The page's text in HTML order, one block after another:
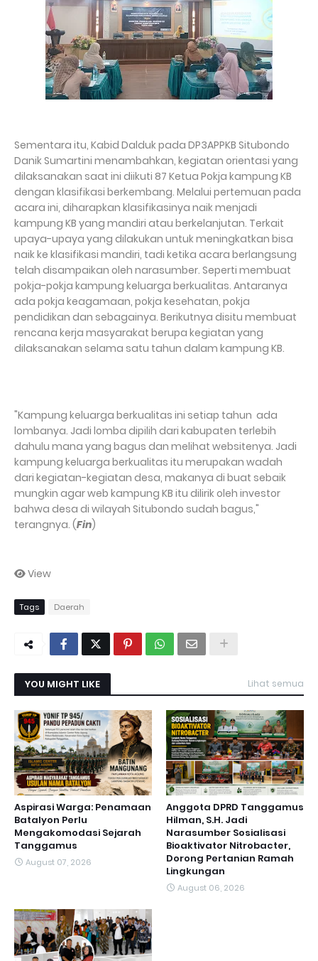
Sementara itu, Kabid Dalduk pada DP3APPKB Situbondo
Danik Sumartini menambahkan, kegiatan orientasi yang
dilaksanakan saat ini diikuti 87 Ketua Pokja kampung KB
dengan klasifikasi berkembang. Melalui pertemuan pada
acara ini, diharapkan klasifikasinya naik menjadi
kampung KB yang mandiri atau berkelanjutan. Terkait
upaya-upaya yang dilakukan untuk meningkatkan bisa
naik ke klasifikasi mandiri, tadi ketika acara berlangsung
telah disampaikan oleh narasumber. Seperti membuat
pokja-pokja kampung keluarga berkualitas. Antaranya
ada pokja keagamaan, pokja kesehatan, pokja
pendidikan dan sebagainya. Berikutnya disitu membuat
rencana kerja masyarakat berupa kegiatan yang
dilaksanakan selama satu tahun dalam kampung KB.
"Kampung keluarga berkualitas ini setiap tahun ada
lombanya. Jadi lomba dipilih dari kabupaten terlebih
dahulu mana yang bagus dan melihat websitenya. Jadi
kampung keluarga berkualitas itu merupakan wadah
dari kegiatan-kegiatan desa, makanya di buat sebaik
mungkin agar web kampung KB itu dilirik oleh investor
bahwa desa di wilayah Situbondo sudah bagus,"
terangnya. (Fin)
View
Tags Daerah
YOU MIGHT LIKE Lihat semua
Aspirasi Warga: Penamaan
Batalyon Perlu
Mengakomodasi Sejarah
Tanggamus
August 07, 2026
Anggota DPRD Tanggamus
Hilman, S.H. Jadi
Narasumber Sosialisasi
Bioaktivator Nitrobacter,
Dorong Pertanian Ramah
Lingkungan
August 06, 2026